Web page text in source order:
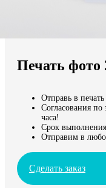
Мы доставляем по
Продолжить без города
Печать фото
Отправь в
Согласования по
часа!
Срок выполнения
Отправим в
Сделать заказ